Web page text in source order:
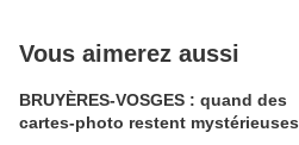
Vous aimerez aussi
BRUYÈRES-VOSGES : quand des
cartes-photo restent mystérieuses